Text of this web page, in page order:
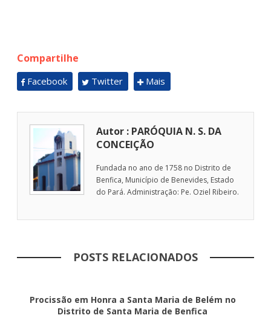
Compartilhe
Facebook Twitter Mais
Autor : PARÓQUIA N. S. DA
CONCEIÇÃO
Fundada no ano de 1758 no Distrito de
Benfica, Município de Benevides, Estado
do Pará. Administração: Pe. Oziel Ribeiro.
POSTS RELACIONADOS
Procissão em Honra a Santa Maria de Belém no
Distrito de Santa Maria de Benfica